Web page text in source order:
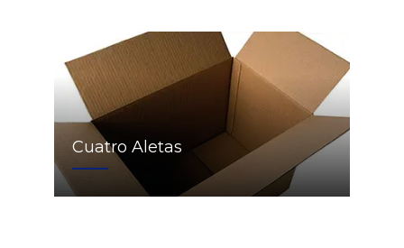
Cuatro Aletas